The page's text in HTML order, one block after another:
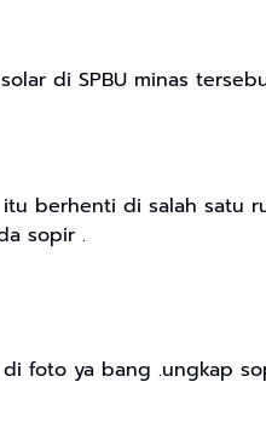
di SPBU minas
berhenti di salah satu
sopir .
foto ya bang .ungkap